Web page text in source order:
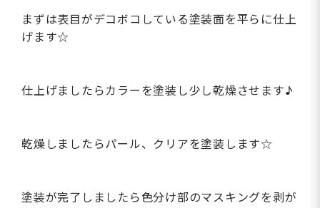
まずは表目がデコボコしている塗装面を平らに仕上
げます☆
仕上げましたらカラーを塗装し少し乾燥させます♪
乾燥しましたらパール、クリアを塗装します☆
塗装が完了しましたら色分け部のマスキングを剥が